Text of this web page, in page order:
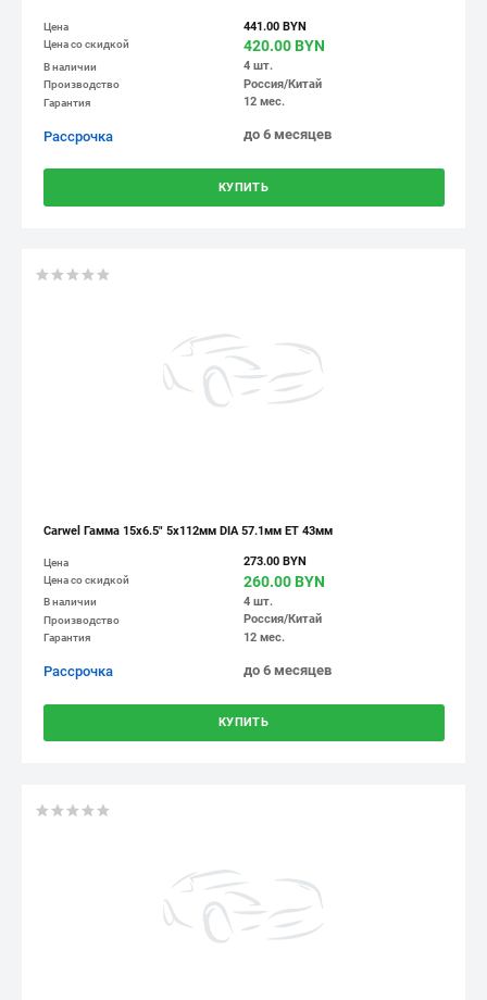
Цена 441.00 BYN
Цена со скидкой 420.00 BYN
В наличии 4 шт.
Производство Россия/Китай
Гарантия 12 мес.
Рассрочка до 6 месяцев
КУПИТЬ
Carwel Гамма 15x6.5" 5x112мм DIA 57.1мм ET 43мм
Цена 273.00 BYN
Цена со скидкой 260.00 BYN
В наличии 4 шт.
Производство Россия/Китай
Гарантия 12 мес.
Рассрочка до 6 месяцев
КУПИТЬ